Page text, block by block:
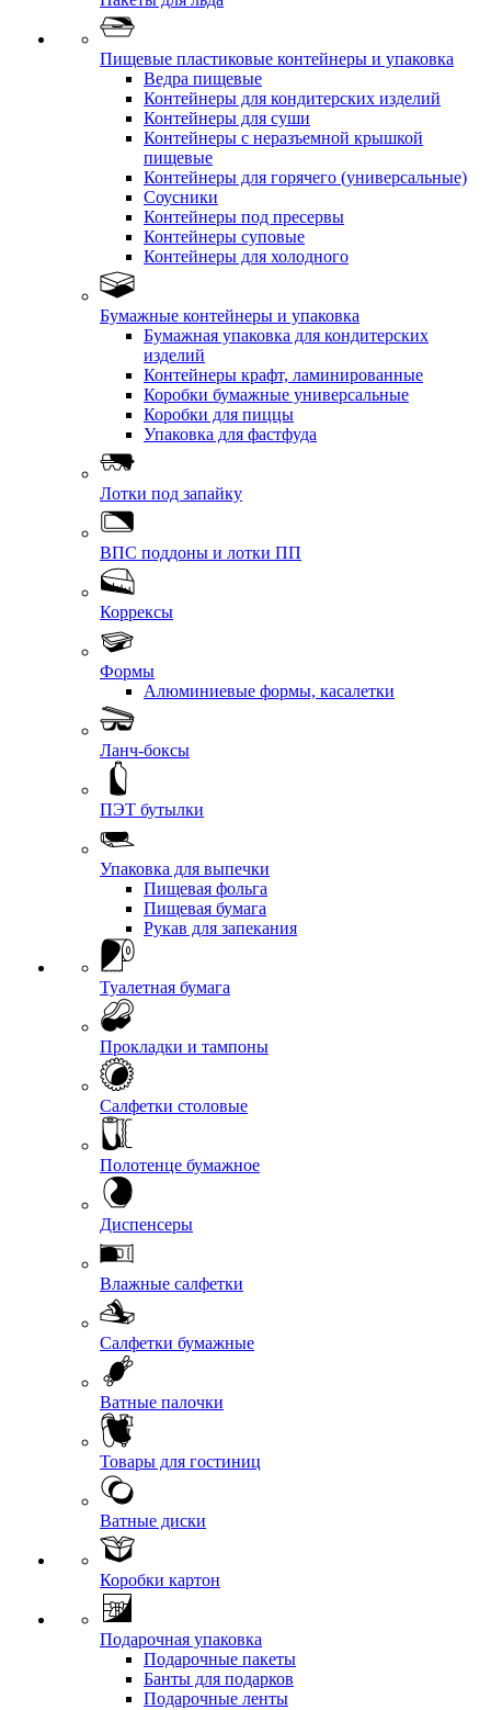
Пищевые пластиковые контейнеры и упаковка
Ведра пищевые
Контейнеры для кондитерских изделий
Контейнеры для суши
Контейнеры с неразъемной крышкой
пищевые
Контейнеры для горячего (универсальные)
Соусники
Контейнеры под пресервы
Контейнеры суповые
Контейнеры для холодного
Бумажные контейнеры и упаковка
Бумажная упаковка для кондитерских
изделий
Контейнеры крафт, ламинированные
Коробки бумажные универсальные
Коробки для пиццы
Упаковка для фастфуда
Лотки под запайку
ВПС поддоны и лотки ПП
Коррексы
Формы
Алюминиевые формы, касалетки
Ланч-боксы
ПЭТ бутылки
Упаковка для выпечки
Пищевая фольга
Пищевая бумага
Рукав для запекания
Туалетная бумага
Прокладки и тампоны
Салфетки столовые
Полотенце бумажное
Диспенсеры
Влажные салфетки
Салфетки бумажные
Ватные палочки
Товары для гостиниц
Ватные диски
Коробки картон
Подарочная упаковка
Подарочные пакеты
Банты для подарков
Подарочные ленты